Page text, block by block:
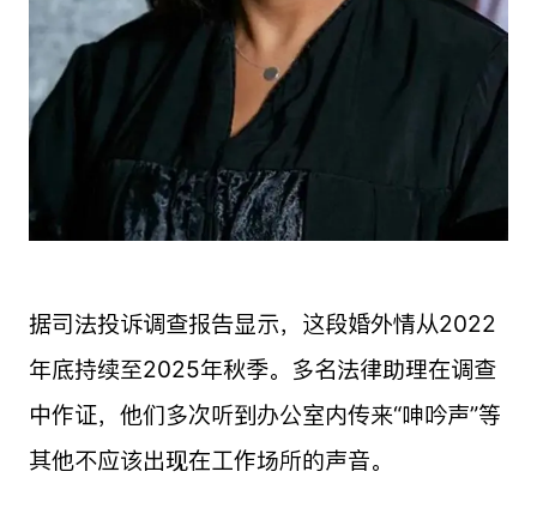
据司法投诉调查报告显示，这段婚外情从2022
年底持续至2025年秋季。多名法律助理在调查
中作证，他们多次听到办公室内传来“呻吟声”等
其他不应该出现在工作场所的声音。